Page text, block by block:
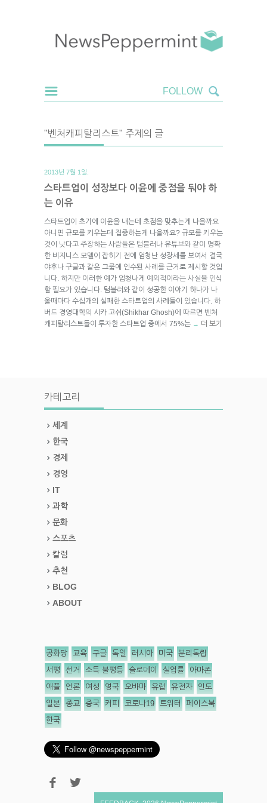
"벤처캐피탈리스트" 주제의 글
2013년 7월 1일.
스타트업이 성장보다 이윤에 중점을 둬야 하
는 이유
스타트업이 초기에 이윤을 내는데 초점을 맞추는게 나을까요
아니면 규모를 키우는데 집중하는게 나을까요? 규모를 키우는
것이 낫다고 주장하는 사람들은 텀블러나 유튜브와 같이 명확
한 비지니스 모델이 잡히기 전에 엄청난 성장세를 보여서 결국
야후나 구글과 같은 그룹에 인수된 사례를 근거로 제시할 것입
니다. 하지만 이러한 예가 엄청나게 예외적이라는 사실을 인식
할 필요가 있습니다. 텀블러와 같이 성공한 이야기 하나가 나
올때마다 수십개의 실패한 스타트업의 사례들이 있습니다. 하
버드 경영대학의 시카 고쉬(Shikhar Ghosh)에 따르면 벤처
캐피탈리스트들이 투자한 스타트업 중에서 75%는 → 더 보기
카테고리
세계
한국
경제
경영
IT
과학
문화
스포츠
칼럼
추천
BLOG
ABOUT
공화당 교육 구글 독일 러시아 미국 분리독립
서평 선거 소득 불평등 슬로데이 실업률 아마존
애플 언론 여성 영국 오바마 유럽 유전자 인도
일본 종교 중국 커피 코로나19 트위터 페이스북
한국